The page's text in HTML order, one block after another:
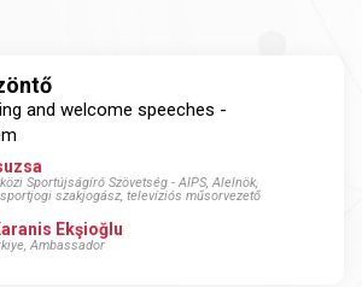
and welcome speeches -
Sportújságíró Szövetség - AIPS, Alelnök,
szakjogász, televíziós műsorvezető
Ekşioğlu
Ambassador